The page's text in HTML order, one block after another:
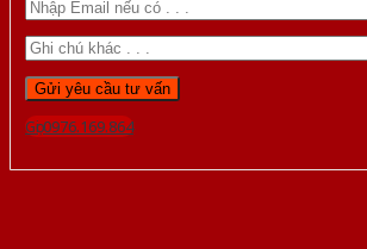
Gọi 0976.169.864